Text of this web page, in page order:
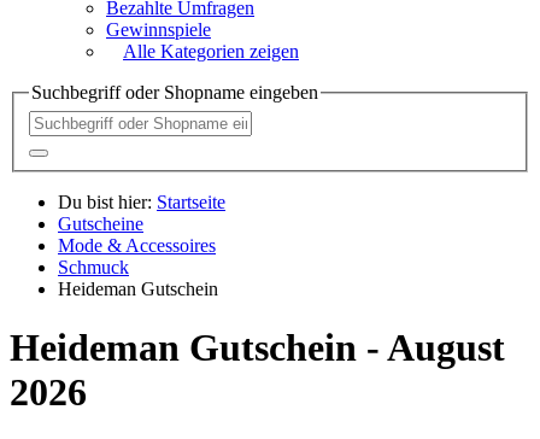
Bezahlte Umfragen
Gewinnspiele
Alle Kategorien zeigen
Suchbegriff oder Shopname eingeben
Du bist hier: Startseite
Gutscheine
Mode & Accessoires
Schmuck
Heideman Gutschein
Heideman Gutschein - August
2026